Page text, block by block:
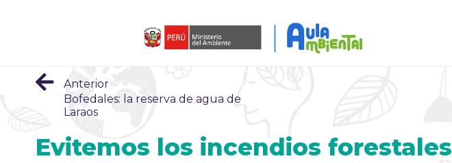
Anterior
Bofedales: la reserva de agua de
Laraos
Evitemos los incendios forestales